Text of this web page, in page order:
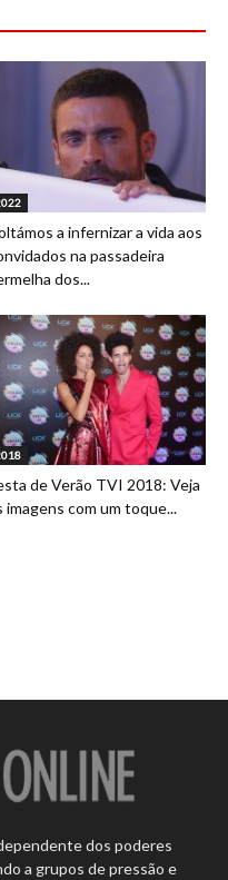
a infernizar a vida aos
na passadeira
dos...
de Verão TVI 2018: Veja
imagens com um toque...
dos poderes
a grupos de pressão e